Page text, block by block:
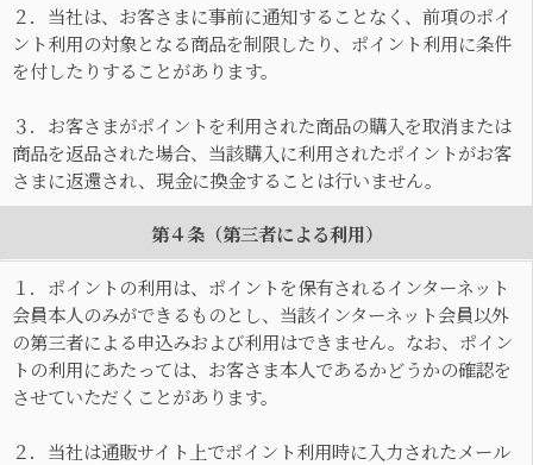
２．当社は、お客さまに事前に通知することなく、前項のポイ
ント利用の対象となる商品を制限したり、ポイント利用に条件
を付したりすることがあります。
３．お客さまがポイントを利用された商品の購入を取消または
商品を返品された場合、当該購入に利用されたポイントがお客
さまに返還され、現金に換金することは行いません。
第４条（第三者による利用）
１．ポイントの利用は、ポイントを保有されるインターネット
会員本人のみができるものとし、当該インターネット会員以外
の第三者による申込みおよび利用はできません。なお、ポイン
トの利用にあたっては、お客さま本人であるかどうかの確認を
させていただくことがあります。
２．当社は通販サイト上でポイント利用時に入力されたメール